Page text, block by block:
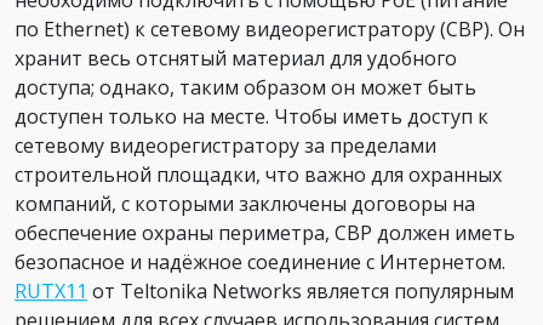
по Ethernet) к сетевому видеорегистратору (СВР). Он
хранит весь отснятый материал для удобного
доступа; однако, таким образом он может быть
доступен только на месте. Чтобы иметь доступ к
сетевому видеорегистратору за пределами
строительной площадки, что важно для охранных
компаний, с которыми заключены договоры на
обеспечение охраны периметра, СВР должен иметь
безопасное и надёжное соединение с Интернетом.
RUTX11 от Teltonika Networks является популярным